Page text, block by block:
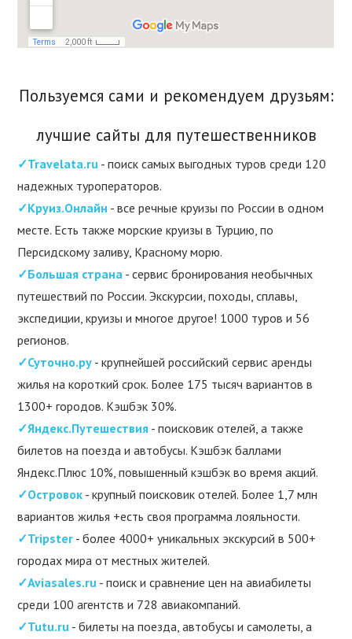
Пользуемся сами и рекомендуем друзьям:
лучшие сайты для путешественников
✓Travelata.ru - поиск самых выгодных туров среди 120
надежных туроператоров.
✓Круиз.Онлайн - все речные круизы по России в одном
месте. Есть также морские круизы в Турцию, по
Персидскому заливу, Красному морю.
✓Большая страна - сервис бронирования необычных
путешествий по России. Экскурсии, походы, сплавы,
экспедиции, круизы и многое другое! 1000 туров и 56
регионов.
✓Суточно.ру - крупнейшей российский сервис аренды
жилья на короткий срок. Более 175 тысяч вариантов в
1300+ городов. Кэшбэк 30%.
✓Яндекс.Путешествия - поисковик отелей, а также
билетов на поезда и автобусы. Кэшбэк баллами
Яндекс.Плюс 10%, повышенный кэшбэк во время акций.
✓Островок - крупный поисковик отелей. Более 1,7 млн
вариантов жилья +есть своя программа лояльности.
✓Tripster - более 4000+ уникальных экскурсий в 500+
городах мира от местных жителей.
✓Aviasales.ru - поиск и сравнение цен на авиабилеты
среди 100 агентств и 728 авиакомпаний.
✓Tutu.ru - билеты на поезда, автобусы и самолеты, а